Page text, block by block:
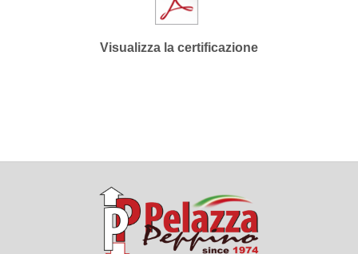
Visualizza la certificazione